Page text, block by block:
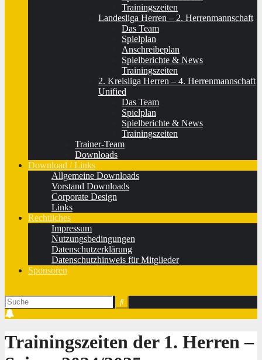
Trainingszeiten
Landesliga Herren – 2. Herrenmannschaft
Das Team
Spielplan
Anschreibeplan
Spielberichte & News
Trainingszeiten
2. Kreisliga Herren – 4. Herrenmannschaft
Unified
Das Team
Spielplan
Spielberichte & News
Trainingszeiten
Trainer-Team
Downloads
Download / Links
Allgemeine Downloads
Vorstand Downloads
Corporate Design
Links
Rechtliches
Impressum
Nutzungsbedingungen
Datenschutzerklärung
Datenschutzhinweis für Mitglieder
Sponsoren
Trainingszeiten der 1. Herren ‒